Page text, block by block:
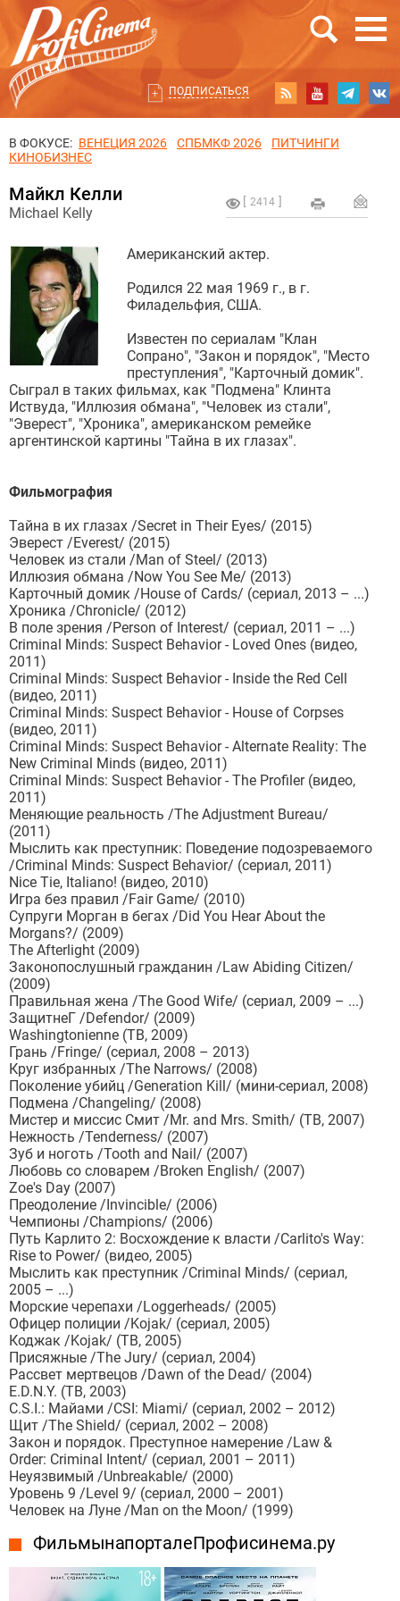
ПОДПИСАТЬСЯ
В ФОКУСЕ: ВЕНЕЦИЯ 2026 СПБМКФ 2026
ПИТЧИНГИ
КИНОБИЗНЕС
2414
Майкл Келли
Michael Kelly
Американский актер.
Родился 22 мая 1969 г., в г.
Филадельфия, США.
Известен по сериалам "Клан
Сопрано", "Закон и порядок", "Место
преступления", "Карточный домик".
Сыграл в таких фильмах, как "Подмена" Клинта
Иствуда, "Иллюзия обмана", "Человек из стали",
"Эверест", "Хроника", американском ремейке
аргентинской картины "Тайна в их глазах".
Фильмография
Тайна в их глазах /Secret in Their Eyes/ (2015)
Эверест /Everest/ (2015)
Человек из стали /Man of Steel/ (2013)
Иллюзия обмана /Now You See Me/ (2013)
Карточный домик /House of Cards/ (сериал, 2013 – ...)
Хроника /Chronicle/ (2012)
В поле зрения /Person of Interest/ (сериал, 2011 – ...)
Criminal Minds: Suspect Behavior - Loved Ones (видео,
2011)
Criminal Minds: Suspect Behavior - Inside the Red Cell
(видео, 2011)
Criminal Minds: Suspect Behavior - House of Corpses
(видео, 2011)
Criminal Minds: Suspect Behavior - Alternate Reality: The
New Criminal Minds (видео, 2011)
Criminal Minds: Suspect Behavior - The Profiler (видео,
2011)
Меняющие реальность /The Adjustment Bureau/
(2011)
Мыслить как преступник: Поведение подозреваемого
/Criminal Minds: Suspect Behavior/ (сериал, 2011)
Nice Tie, Italiano! (видео, 2010)
Игра без правил /Fair Game/ (2010)
Супруги Морган в бегах /Did You Hear About the
Morgans?/ (2009)
The Afterlight (2009)
Законопослушный гражданин /Law Abiding Citizen/
(2009)
Правильная жена /The Good Wife/ (сериал, 2009 – ...)
ЗащитнеГ /Defendor/ (2009)
Washingtonienne (ТВ, 2009)
Грань /Fringe/ (сериал, 2008 – 2013)
Круг избранных /The Narrows/ (2008)
Поколение убийц /Generation Kill/ (мини-сериал, 2008)
Подмена /Changeling/ (2008)
Мистер и миссис Смит /Mr. and Mrs. Smith/ (ТВ, 2007)
Нежность /Tenderness/ (2007)
Зуб и ноготь /Tooth and Nail/ (2007)
Любовь со словарем /Broken English/ (2007)
Zoe's Day (2007)
Преодоление /Invincible/ (2006)
Чемпионы /Champions/ (2006)
Путь Карлито 2: Восхождение к власти /Carlito's Way:
Rise to Power/ (видео, 2005)
Мыслить как преступник /Criminal Minds/ (сериал,
2005 – ...)
Морские черепахи /Loggerheads/ (2005)
Офицер полиции /Kojak/ (сериал, 2005)
Коджак /Kojak/ (ТВ, 2005)
Присяжные /The Jury/ (сериал, 2004)
Рассвет мертвецов /Dawn of the Dead/ (2004)
E.D.N.Y. (ТВ, 2003)
C.S.I.: Майами /CSI: Miami/ (сериал, 2002 – 2012)
Щит /The Shield/ (сериал, 2002 – 2008)
Закон и порядок. Преступное намерение /Law &
Order: Criminal Intent/ (сериал, 2001 – 2011)
Неуязвимый /Unbreakable/ (2000)
Уровень 9 /Level 9/ (сериал, 2000 – 2001)
Человек на Луне /Man on the Moon/ (1999)
Фильмы на портале Профисинема.ру